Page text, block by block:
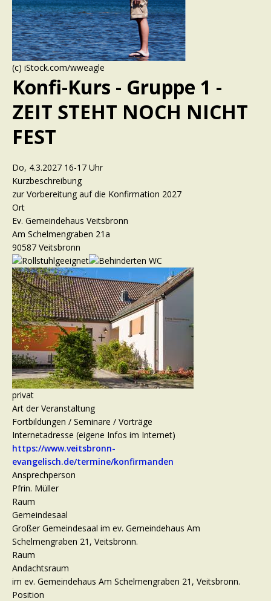
(c) iStock.com/wweagle
Konfi-Kurs - Gruppe 1 -
ZEIT STEHT NOCH NICHT
FEST
Do, 4.3.2027 16-17 Uhr
Kurzbeschreibung
zur Vorbereitung auf die Konfirmation 2027
Ort
Ev. Gemeindehaus Veitsbronn
Am Schelmengraben 21a
90587 Veitsbronn
privat
Art der Veranstaltung
Fortbildungen / Seminare / Vorträge
Internetadresse (eigene Infos im Internet)
https://www.veitsbronn-
evangelisch.de/termine/konfirmanden
Ansprechperson
Pfrin. Müller
Raum
Gemeindesaal
Großer Gemeindesaal im ev. Gemeindehaus Am
Schelmengraben 21, Veitsbronn.
Raum
Andachtsraum
im ev. Gemeindehaus Am Schelmengraben 21, Veitsbronn.
Position